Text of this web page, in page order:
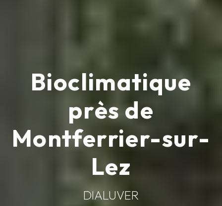
Bioclimatique
près de
Montferrier-sur-
Lez
DIALUVER